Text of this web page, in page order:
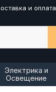
и оплата
Электрика и
Освещение